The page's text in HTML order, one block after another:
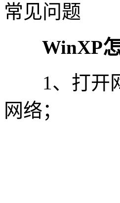
常见问题
WinXP怎
1、打开网
网络；